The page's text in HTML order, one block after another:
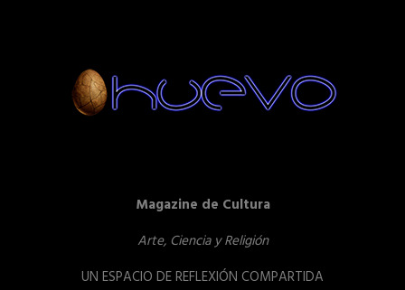
Magazine de Cultura
Arte, Ciencia y Religión
UN ESPACIO DE REFLEXIÓN COMPARTIDA